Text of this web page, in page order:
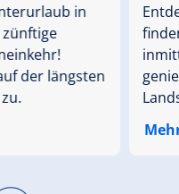
in
der längsten